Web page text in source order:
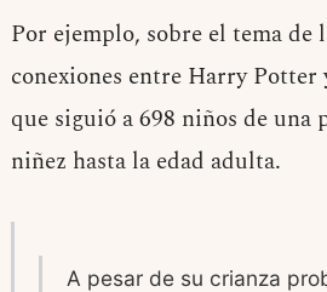
Por ejemplo, sobre el tema
conexiones entre Harry Potter
que siguió a 698 niños de una
niñez hasta la edad adulta.
A pesar de su crianza